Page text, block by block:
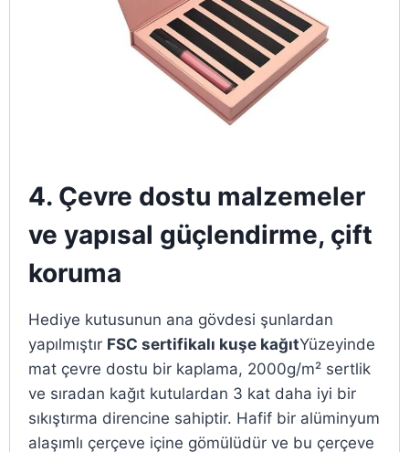
4. Çevre dostu malzemeler
ve yapısal güçlendirme, çift
koruma
Hediye kutusunun ana gövdesi şunlardan
yapılmıştır FSC sertifikalı kuşe kağıtYüzeyinde
mat çevre dostu bir kaplama, 2000g/m² sertlik
ve sıradan kağıt kutulardan 3 kat daha iyi bir
sıkıştırma direncine sahiptir. Hafif bir alüminyum
alaşımlı çerçeve içine gömülüdür ve bu çerçeve